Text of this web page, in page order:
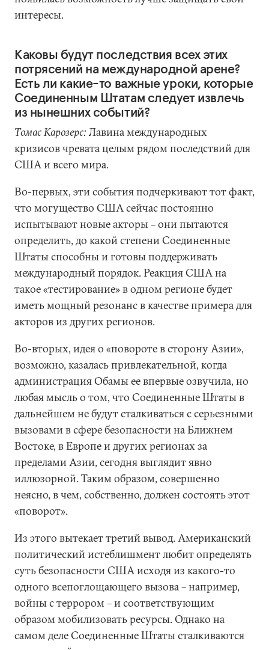
интересы.
Каковы будут последствия всех этих
потрясений на международной арене?
Есть ли какие-то важные уроки, которые
Соединенным Штатам следует извлечь
из нынешних событий?
Томас Карозерс: Лавина международных
кризисов чревата целым рядом последствий для
США и всего мира.
Во-первых, эти события подчеркивают тот факт,
что могущество США сейчас постоянно
испытывают новые акторы – они пытаются
определить, до какой степени Соединенные
Штаты способны и готовы поддерживать
международный порядок. Реакция США на
такое «тестирование» в одном регионе будет
иметь мощный резонанс в качестве примера для
акторов из других регионов.
Во-вторых, идея о «повороте в сторону Азии»,
возможно, казалась привлекательной, когда
администрация Обамы ее впервые озвучила, но
любая мысль о том, что Соединенные Штаты в
дальнейшем не будут сталкиваться с серьезными
вызовами в сфере безопасности на Ближнем
Востоке, в Европе и других регионах за
пределами Азии, сегодня выглядит явно
иллюзорной. Таким образом, совершенно
неясно, в чем, собственно, должен состоять этот
«поворот».
Из этого вытекает третий вывод. Американский
политический истеблишмент любит определять
суть безопасности США исходя из какого-то
одного всепоглощающего вызова – например,
войны с террором – и соответствующим
образом мобилизовать ресурсы. Однако на
самом деле Соединенные Штаты сталкиваются